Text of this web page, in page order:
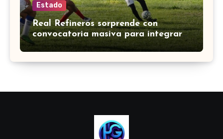
Estado
Real Refineros sorprende con
convocatoria masiva para integrar
su equipo en Liga Premier